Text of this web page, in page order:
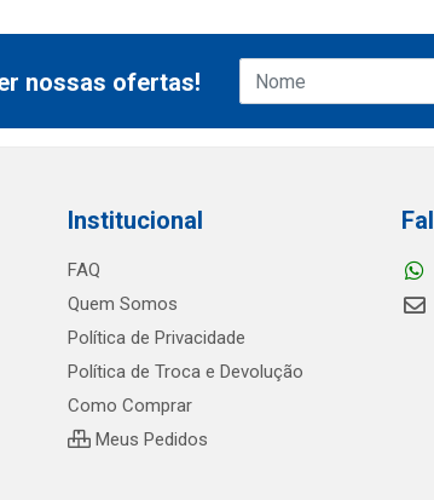
nossas ofertas!
Institucional
FAQ
Quem Somos
Política de Privacidade
Política de Troca e Devolução
Como Comprar
Meus Pedidos